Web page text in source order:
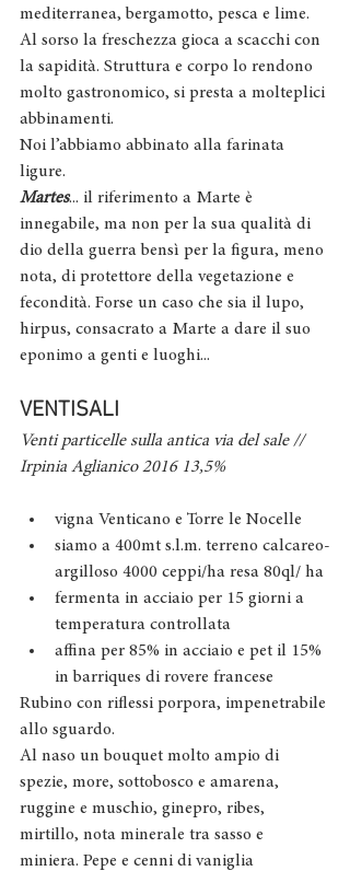
mediterranea, bergamotto, pesca e lime.
Al sorso la freschezza gioca a scacchi con
la sapidità. Struttura e corpo lo rendono
molto gastronomico, si presta a molteplici
abbinamenti.
Noi l’abbiamo abbinato alla farinata
ligure.
Martes... il riferimento a Marte è
innegabile, ma non per la sua qualità di
dio della guerra bensì per la figura, meno
nota, di protettore della vegetazione e
fecondità. Forse un caso che sia il lupo,
hirpus, consacrato a Marte a dare il suo
eponimo a genti e luoghi...
VENTISALI
Venti particelle sulla antica via del sale //
Irpinia Aglianico 2016 13,5%
vigna Venticano e Torre le Nocelle
siamo a 400mt s.l.m. terreno calcareo-
argilloso 4000 ceppi/ha resa 80ql/ ha
fermenta in acciaio per 15 giorni a
temperatura controllata
affina per 85% in acciaio e pet il 15%
in barriques di rovere francese
Rubino con riflessi porpora, impenetrabile
allo sguardo.
Al naso un bouquet molto ampio di
spezie, more, sottobosco e amarena,
ruggine e muschio, ginepro, ribes,
mirtillo, nota minerale tra sasso e
miniera. Pepe e cenni di vaniglia